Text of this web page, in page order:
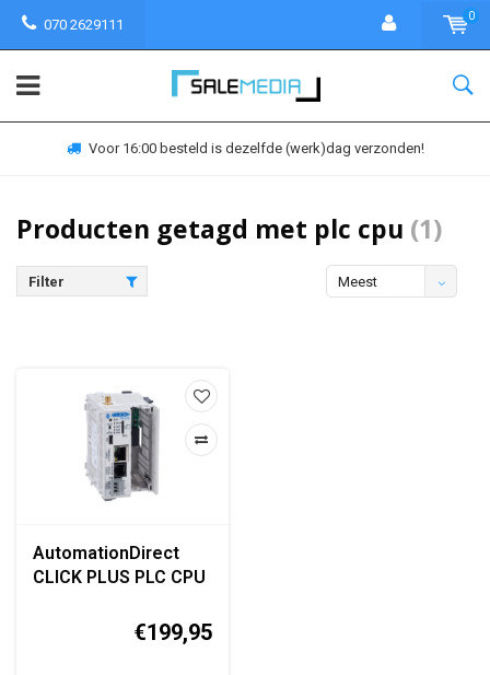
070 2629111
0
Voor 16:00 besteld is dezelfde (werk)dag verzonden!
Producten getagd met plc cpu (1)
Filter
Meest
AutomationDirect
CLICK PLUS PLC CPU
€199,95